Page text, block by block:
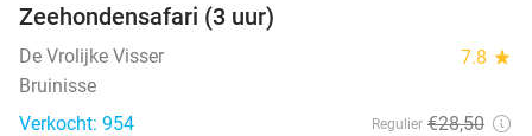
Zeehondensafari (3 uur)
De Vrolijke Visser 7.8 star
Bruinisse
Verkocht: 954
Regulier €28,50